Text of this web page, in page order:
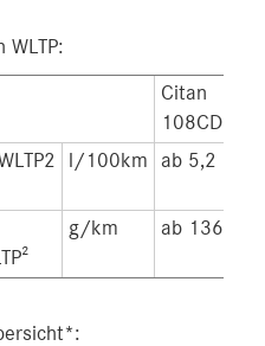
WLTP:
Citan
108CDI
l/100km ab 5,2
g/km ab 136